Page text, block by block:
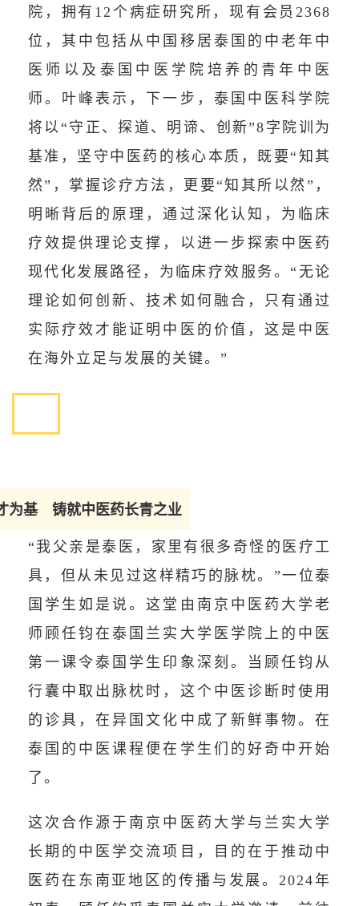
院，拥有12个病症研究所，现有会员2368
位，其中包括从中国移居泰国的中老年中
医师以及泰国中医学院培养的青年中医
师。叶峰表示，下一步，泰国中医科学院
将以“守正、探道、明谛、创新”8字院训为
基准，坚守中医药的核心本质，既要“知其
然”，掌握诊疗方法，更要“知其所以然”，
明晰背后的原理，通过深化认知，为临床
疗效提供理论支撑，以进一步探索中医药
现代化发展路径，为临床疗效服务。“无论
理论如何创新、技术如何融合，只有通过
实际疗效才能证明中医的价值，这是中医
在海外立足与发展的关键。”
为基 铸就中医药长青之业
“我父亲是泰医，家里有很多奇怪的医疗工
具，但从未见过这样精巧的脉枕。”一位泰
国学生如是说。这堂由南京中医药大学老
师顾任钧在泰国兰实大学医学院上的中医
第一课令泰国学生印象深刻。当顾任钧从
行囊中取出脉枕时，这个中医诊断时使用
的诊具，在异国文化中成了新鲜事物。在
泰国的中医课程便在学生们的好奇中开始
了。
这次合作源于南京中医药大学与兰实大学
长期的中医学交流项目，目的在于推动中
医药在东南亚地区的传播与发展。2024年